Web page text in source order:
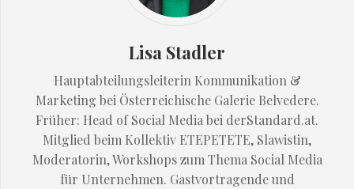
Lisa Stadler
Hauptabteilungsleiterin Kommunikation &
Marketing bei Österreichische Galerie Belvedere.
Früher: Head of Social Media bei derStandard.at.
Mitglied beim Kollektiv ETEPETETE, Slawistin,
Moderatorin, Workshops zum Thema Social Media
für Unternehmen. Gastvortragende und